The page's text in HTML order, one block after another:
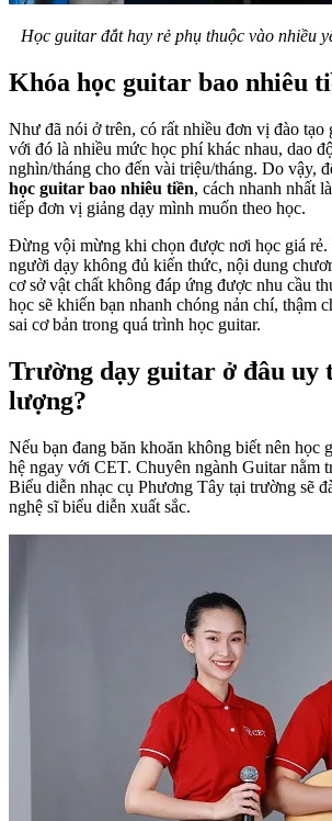
Học guitar đắt hay rẻ phụ thuộc vào nhiều
Khóa học guitar bao nhiêu
Như đã nói ở trên, có rất nhiều đơn vị đào tạo
với đó là nhiều mức học phí khác nhau, dao
nghìn/tháng cho đến vài triệu/tháng. Do vậy,
học guitar bao nhiêu tiền, cách nhanh nhất
tiếp đơn vị giảng dạy mình muốn theo học.
Đừng vội mừng khi chọn được nơi học giá rẻ.
người dạy không đủ kiến thức, nội dung
cơ sở vật chất không đáp ứng được nhu cầu
học sẽ khiến bạn nhanh chóng nản chí, thậm
sai cơ bản trong quá trình học guitar.
Trường dạy guitar ở đâu uy
lượng?
Nếu bạn đang băn khoăn không biết nên học
hệ ngay với CET. Chuyên ngành Guitar nằm
Biểu diễn nhạc cụ Phương Tây tại trường sẽ
nghệ sĩ biểu diễn xuất sắc.